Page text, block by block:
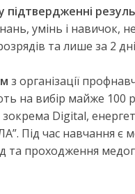
підтвердженні
умінь і навичок,
та лише за 2
з організації
на вибір майже 100
Digital,
Під час навчання є
та проходження